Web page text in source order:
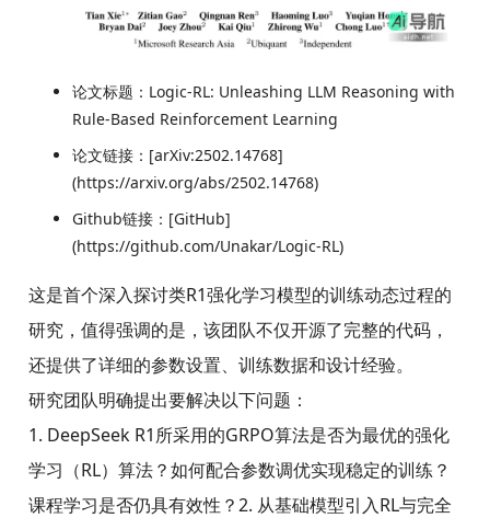
论文标题：Logic-RL: Unleashing LLM Reasoning with
Rule-Based Reinforcement Learning
论文链接：[arXiv:2502.14768]
(https://arxiv.org/abs/2502.14768)
Github链接：[GitHub]
(https://github.com/Unakar/Logic-RL)
这是首个深入探讨类R1强化学习模型的训练动态过程的
研究，值得强调的是，该团队不仅开源了完整的代码，
还提供了详细的参数设置、训练数据和设计经验。
研究团队明确提出要解决以下问题：
1. DeepSeek R1所采用的GRPO算法是否为最优的强化
学习（RL）算法？如何配合参数调优实现稳定的训练？
课程学习是否仍具有效性？2. 从基础模型引入RL与完全